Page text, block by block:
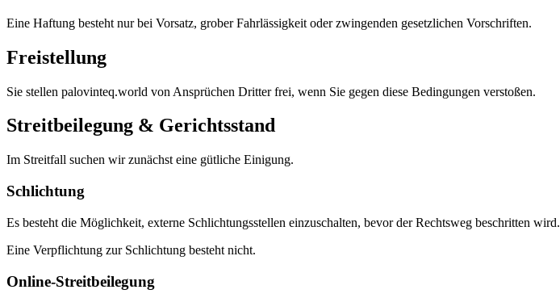
Eine Haftung besteht nur bei Vorsatz, grober Fahrlässigkeit oder zwingenden gesetzlichen Vorschriften.
Freistellung
Sie stellen palovinteq.world von Ansprüchen Dritter frei, wenn Sie gegen diese Bedingungen verstoßen.
Streitbeilegung & Gerichtsstand
Im Streitfall suchen wir zunächst eine gütliche Einigung.
Schlichtung
Es besteht die Möglichkeit, externe Schlichtungsstellen einzuschalten, bevor der Rechtsweg beschritten wird.
Eine Verpflichtung zur Schlichtung besteht nicht.
Online-Streitbeilegung